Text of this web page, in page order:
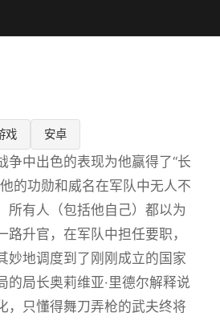
戏 安卓
争中出色的表现为他赢得了“长
的功勋和威名在军队中无人不
所有人（包括他自己）都以为
路升官，在军队中担任要职，
妙地调度到了刚刚成立的国家
的局长奥莉维亚·里德尔解释说
，只懂得舞刀弄枪的武夫终将